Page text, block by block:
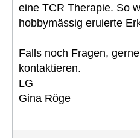
eine TCR Therapie. So
hobbymässig eruierte
Falls noch Fragen,
kontaktieren.
LG
Gina Röge